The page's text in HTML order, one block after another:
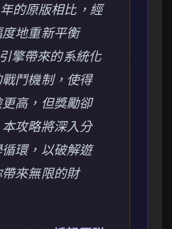
的原版相比，經
地重新平衡
擎帶來的系統化
鬥機制，使得
高，但獎勵卻
攻略將深入分
環，以破解遊
來無限的財